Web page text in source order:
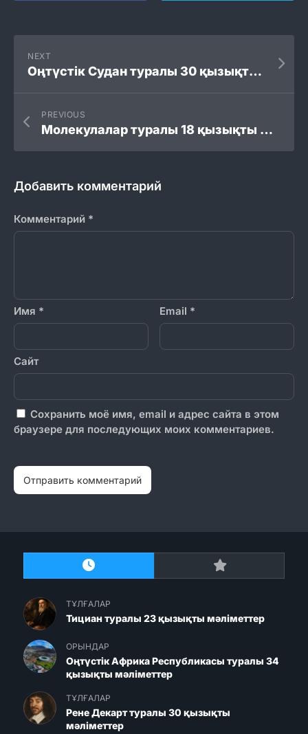
NEXT
Оңтүстік Судан туралы 30 қызықты мәліметтер
PREVIOUS
Молекулалар туралы 18 қызықты мәліметтер
Добавить комментарий
Комментарий *
Имя * Email *
Сайт
Сохранить моё имя, email и адрес сайта в этом
браузере для последующих моих комментариев.
ТҰЛҒАЛАР
Тициан туралы 23 қызықты мәліметтер
ОРЫНДАР
Оңтүстік Африка Республикасы туралы 34
қызықты мәліметтер
ТҰЛҒАЛАР
Рене Декарт туралы 30 қызықты
мәліметтер